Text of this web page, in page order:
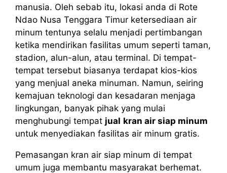
manusia. Oleh sebab itu, lokasi anda di Rote
Ndao Nusa Tenggara Timur ketersediaan air
minum tentunya selalu menjadi pertimbangan
ketika mendirikan fasilitas umum seperti taman,
stadion, alun-alun, atau terminal. Di tempat-
tempat tersebut biasanya terdapat kios-kios
yang menjual aneka minuman. Namun, seiring
kemajuan teknologi dan kesadaran menjaga
lingkungan, banyak pihak yang mulai
menghubungi tempat jual kran air siap minum
untuk menyediakan fasilitas air minum gratis.
Pemasangan kran air siap minum di tempat
umum juga membantu masyarakat berhemat.